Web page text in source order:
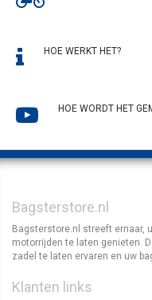
HOE WERKT HET?
HOE WORDT HET
Bagsterstore.nl
Bagsterstore.nl streeft ernaar,
motorrijden te laten genieten.
zadel te laten ervaren en uw
Klanten links